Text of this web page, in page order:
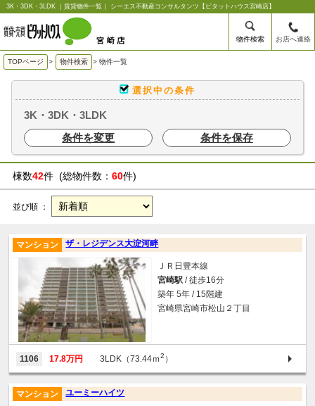
3K・3DK・3LDK ｜賃貸物件一覧｜ シーエス不動産コンサルタンツ【ピタットハウス宮崎店】
物件検索 お店へ連絡
TOPページ > 物件検索 > 物件一覧
選択中の条件
3K・3DK・3LDK
条件を変更
条件を保存
棟数42件 (総物件数： 60件)
並び順 ：
ザ・レジデンス大淀河畔
マンション
ＪＲ日豊本線
宮崎駅 / 徒歩16分
築年 5年 / 15階建
宮崎県宮崎市松山２丁目
1106 17.8万円 3LDK（73.44ｍ2 ）
ユーミーハイツ
マンション